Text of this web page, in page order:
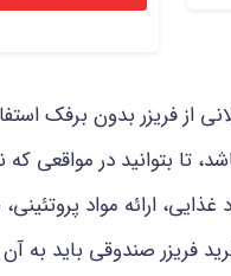
از فریزر بدون برفک
تا بتوانید در مواقعی که
ارائه مواد
فریزر صندوقی باید به